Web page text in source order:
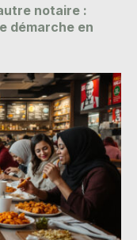
notaire :
démarche en